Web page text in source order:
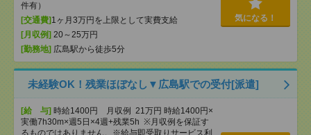
件有）
[交通費] 1ヶ月3万円を上限として実費支給
[月収例] 20～25万円
[勤務地] 広島駅から徒歩5分
気になる！
未経験OK！残業ほぼなし▼広島駅での受付[派遣]
[給 与] 時給1400円 月収例 21万円 時給1400円×
実働7h30m×週5日×4週+残業5h ※月収例を保証す
るものではありません。※給与即受取りサービス利